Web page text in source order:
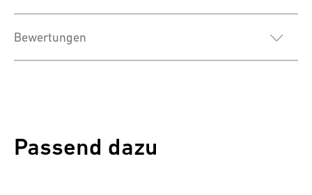
Bewertungen
Passend dazu